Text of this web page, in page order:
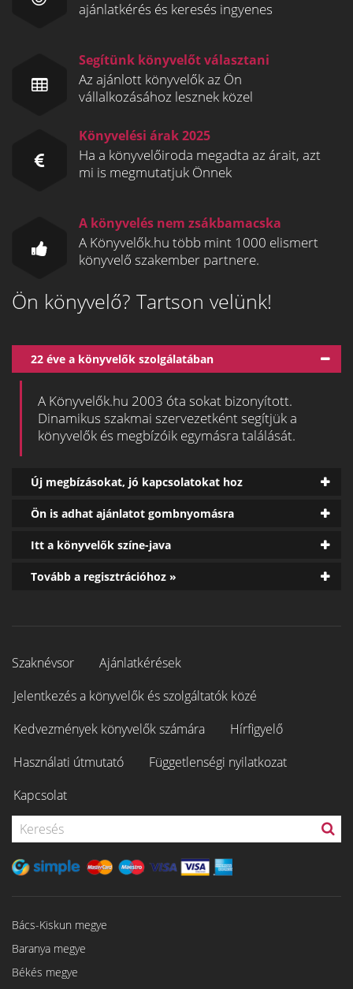
ajánlatkérés és keresés ingyenes
Segítünk könyvelőt választani
Az ajánlott könyvelők az Ön
vállalkozásához lesznek közel
Könyvelési árak 2025
Ha a könyvelőiroda megadta az árait, azt
mi is megmutatjuk Önnek
A könyvelés nem zsákbamacska
A Könyvelők.hu több mint 1000 elismert
könyvelő szakember partnere.
Ön könyvelő? Tartson velünk!
22 éve a könyvelők szolgálatában
A Könyvelők.hu 2003 óta sokat bizonyított.
Dinamikus szakmai szervezetként segítjük a
könyvelők és megbízóik egymásra találását.
Új megbízásokat, jó kapcsolatokat hoz
Ön is adhat ajánlatot gombnyomásra
Itt a könyvelők színe-java
Tovább a regisztrációhoz »
Szaknévsor
Ajánlatkérések
Jelentkezés a könyvelők és szolgáltatók közé
Kedvezmények könyvelők számára
Hírfigyelő
Használati útmutató
Függetlenségi nyilatkozat
Kapcsolat
Bács-Kiskun megye
Baranya megye
Békés megye